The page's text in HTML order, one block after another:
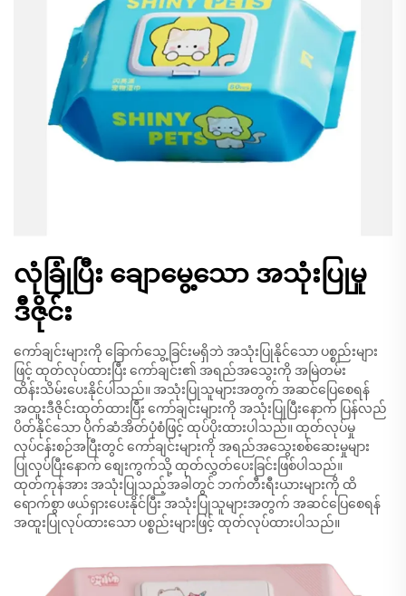
လုံခြုံပြီး ချောမွေ့သော အသုံးပြုမှု
ဒီဇိုင်း
ကော်ချင်းများကို ခြောက်သွေ့ခြင်းမရှိဘဲ အသုံးပြုနိုင်သော ပစ္စည်းများ
ဖြင့် ထုတ်လုပ်ထားပြီး ကော်ချင်း၏ အရည်အသွေးကို အမြဲတမ်း
ထိန်းသိမ်းပေးနိုင်ပါသည်။ အသုံးပြုသူများအတွက် အဆင်ပြေစေရန်
အထူးဒီဇိုင်းထုတ်ထားပြီး ကော်ချင်းများကို အသုံးပြုပြီးနောက် ပြန်လည်
ပိတ်နိုင်သော ပိုက်ဆံအိတ်ပုံစံဖြင့် ထုပ်ပိုးထားပါသည်။ ထုတ်လုပ်မှု
လုပ်ငန်းစဉ်အပြီးတွင် ကော်ချင်းများကို အရည်အသွေးစစ်ဆေးမှုများ
ပြုလုပ်ပြီးနောက် စျေးကွက်သို့ ထုတ်လွှတ်ပေးခြင်းဖြစ်ပါသည်။
ထုတ်ကုန်အား အသုံးပြုသည့်အခါတွင် ဘက်တီးရီးယားများကို ထိ
ရောက်စွာ ဖယ်ရှားပေးနိုင်ပြီး အသုံးပြုသူများအတွက် အဆင်ပြေစေရန်
အထူးပြုလုပ်ထားသော ပစ္စည်းများဖြင့် ထုတ်လုပ်ထားပါသည်။